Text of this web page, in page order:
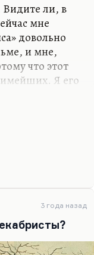
ли, в
мне
довольно
и мне,
что этот
Я его
скажем, от
как-то с
кто
один
без жертвы
3 года назад